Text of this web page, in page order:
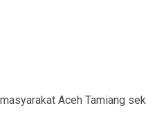
Aceh Tamiang